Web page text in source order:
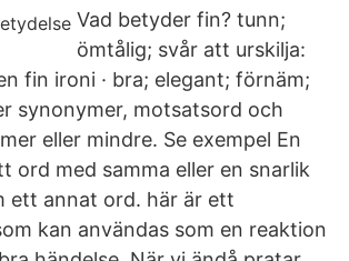
Vad betyder fin? tunn;
ömtålig; svår att urskilja:
fin ironi · bra; elegant; förnäm;
synonymer, motsatsord och
eller mindre. Se exempel En
ord med samma eller en snarlik
ett annat ord. här är ett
kan användas som en reaktion